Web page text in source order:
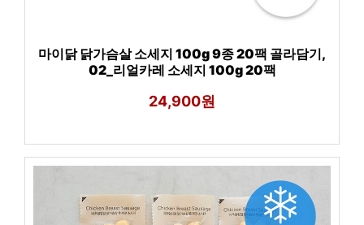
마이닭 닭가슴살 소세지 100g 9종 20팩 골라담기,
02_리얼카레 소세지 100g 20팩
24,900원